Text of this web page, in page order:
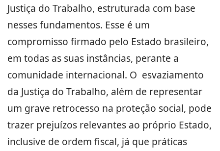
Justiça do Trabalho, estruturada com base
nesses fundamentos. Esse é um
compromisso firmado pelo Estado brasileiro,
em todas as suas instâncias, perante a
comunidade internacional. O esvaziamento
da Justiça do Trabalho, além de representar
um grave retrocesso na proteção social, pode
trazer prejuízos relevantes ao próprio Estado,
inclusive de ordem fiscal, já que práticas